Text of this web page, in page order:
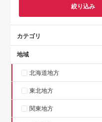
絞り込み
カテゴリ
地域
北海道地方
東北地方
関東地方